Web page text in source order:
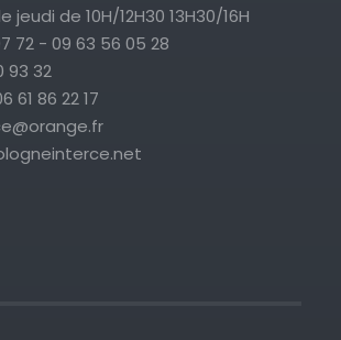
jeudi de 10H/12H30 13H30/16H
72 - 09 63 56 05 28
93 32
61 86 22 17